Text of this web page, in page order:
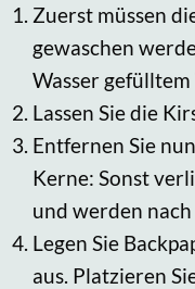
Zuerst müssen
gewaschen
Wasser gefülltem
Lassen Sie die
Entfernen Sie
Kerne: Sonst
und werden
Legen Sie
aus. Platzieren